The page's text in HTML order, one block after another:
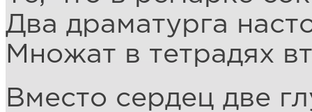
Два драматурга
Множат в тетрадях
Вместо сердец две